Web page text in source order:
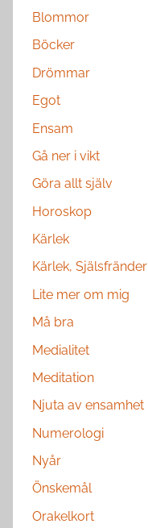
Blommor
Böcker
Drömmar
Egot
Ensam
Gå ner i vikt
Göra allt själv
Horoskop
Kärlek
Kärlek, Själsfränder
Lite mer om mig
Må bra
Medialitet
Meditation
Njuta av ensamhet
Numerologi
Nyår
Önskemål
Orakelkort